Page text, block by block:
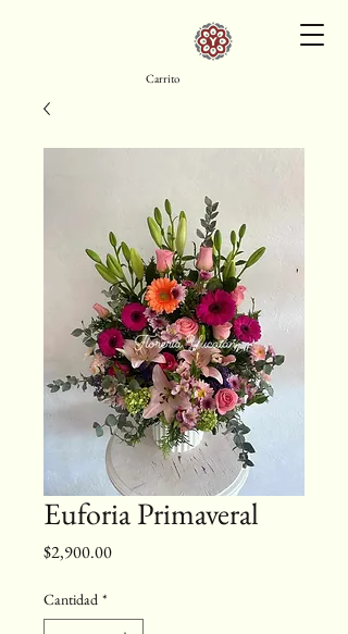
Carrito
Euforia Primaveral
$2,900.00Precio
Cantidad *